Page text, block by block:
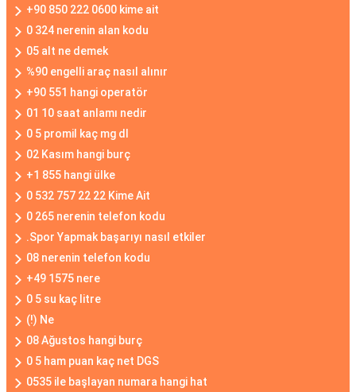
+90 850 222 0600 kime ait
0 324 nerenin alan kodu
05 alt ne demek
%90 engelli araç nasıl alınır
+90 551 hangi operatör
01 10 saat anlamı nedir
0 5 promil kaç mg dl
02 Kasım hangi burç
+1 855 hangi ülke
0 532 757 22 22 Kime Ait
0 265 nerenin telefon kodu
.Spor Yapmak başarıyı nasıl etkiler
08 nerenin telefon kodu
+49 1575 nere
0 5 su kaç litre
(!) Ne
08 Ağustos hangi burç
0 5 ham puan kaç net DGS
0535 ile başlayan numara hangi hat